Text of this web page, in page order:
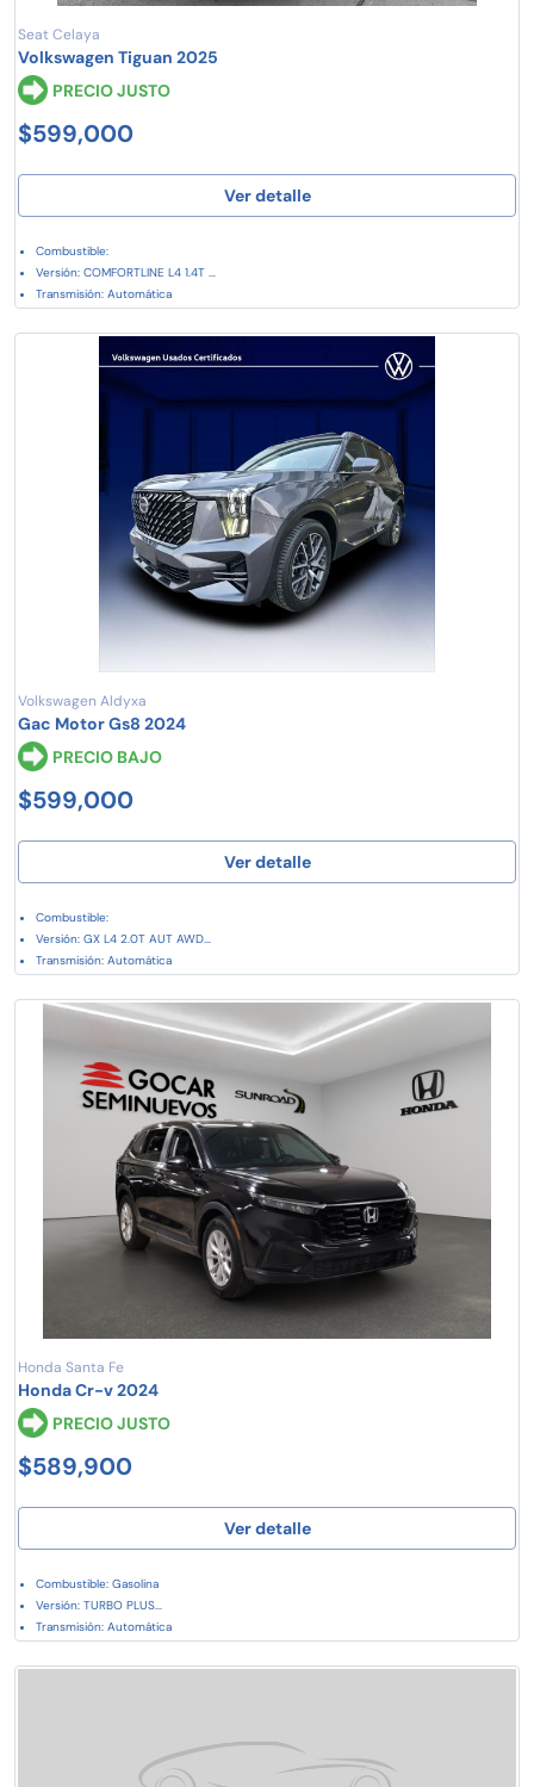
Seat Celaya
Volkswagen Tiguan 2025
PRECIO JUSTO
$599,000
Ver detalle
Combustible:
Versión: COMFORTLINE L4 1.4T ...
Transmisión: Automática
Volkswagen Aldyxa
Gac Motor Gs8 2024
PRECIO BAJO
$599,000
Ver detalle
Combustible:
Versión: GX L4 2.0T AUT AWD...
Transmisión: Automática
Honda Santa Fe
Honda Cr-v 2024
PRECIO JUSTO
$589,900
Ver detalle
Combustible: Gasolina
Versión: TURBO PLUS...
Transmisión: Automática